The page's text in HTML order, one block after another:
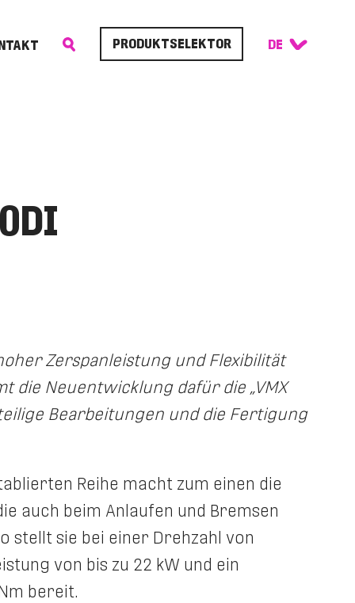
PRODUKTSELEKTOR
Zerspanleistung und Flexibilität
die Neuentwicklung dafür die „VMX
Bearbeitungen und die Fertigung
Reihe macht zum einen die
auch beim Anlaufen und Bremsen
stellt sie bei einer Drehzahl von
von bis zu 22 kW und ein
bereit.